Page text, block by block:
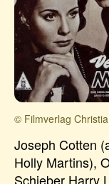
© Filmverlag
Joseph Cotten
Holly Martins),
Schieber Harry